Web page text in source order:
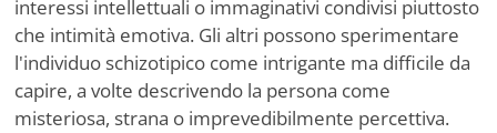
interessi intellettuali o immaginativi condivisi piuttosto
che intimità emotiva. Gli altri possono sperimentare
l'individuo schizotipico come intrigante ma difficile da
capire, a volte descrivendo la persona come
misteriosa, strana o imprevedibilmente percettiva.